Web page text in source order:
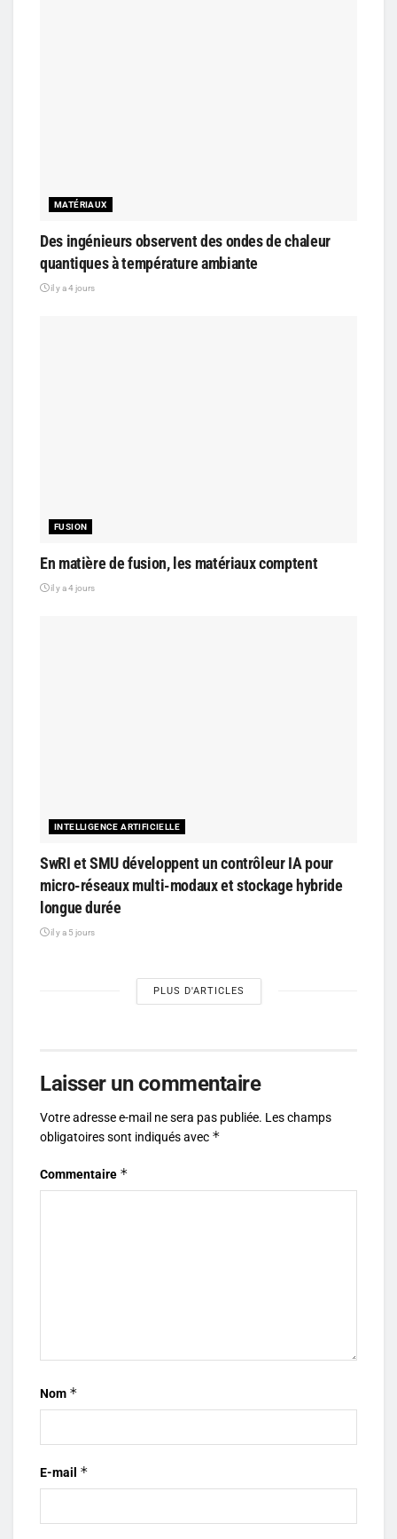
MATÉRIAUX
Des ingénieurs observent des ondes de chaleur
quantiques à température ambiante
il y a 4 jours
FUSION
En matière de fusion, les matériaux comptent
il y a 4 jours
INTELLIGENCE ARTIFICIELLE
SwRI et SMU développent un contrôleur IA pour
micro-réseaux multi-modaux et stockage hybride
longue durée
il y a 5 jours
PLUS D'ARTICLES
Laisser un commentaire
Votre adresse e-mail ne sera pas publiée. Les champs
obligatoires sont indiqués avec *
Commentaire *
Nom *
E-mail *